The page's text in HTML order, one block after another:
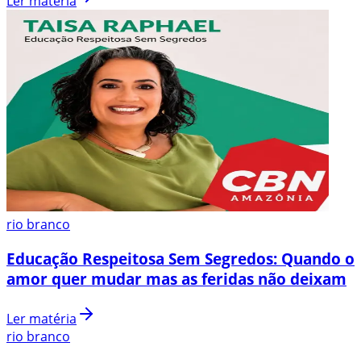
rio branco
Educação Respeitosa Sem Segredos: Quando o
amor quer mudar mas as feridas não deixam
Ler matéria
rio branco